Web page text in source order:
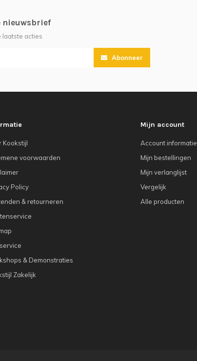
nieuwsbrief
laatste acties
Abonneer
Kookstijl
voorwaarden
Policy
& retourneren
& Demonstraties
Zakelijk
Mijn account
Account informatie
Mijn bestellingen
Mijn verlanglijst
Vergelijk
Alle producten